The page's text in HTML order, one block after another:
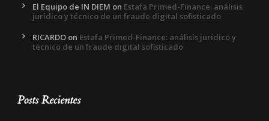
El Equipo de IN DIEM on Estafa Primed-Finance: análisis
jurídico y técnico de un fraude digital sofisticado
RICARDO on Estafa Primed-Finance: análisis jurídico y
técnico de un fraude digital sofisticado
Posts Recientes